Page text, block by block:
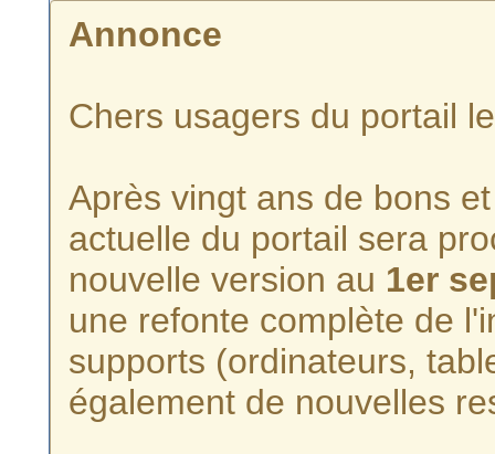
Annonce
Chers usagers du portail
Après vingt ans de bons
actuelle du portail sera
nouvelle version au 1er
une refonte complète de
supports (ordinateurs,
également de nouvelles